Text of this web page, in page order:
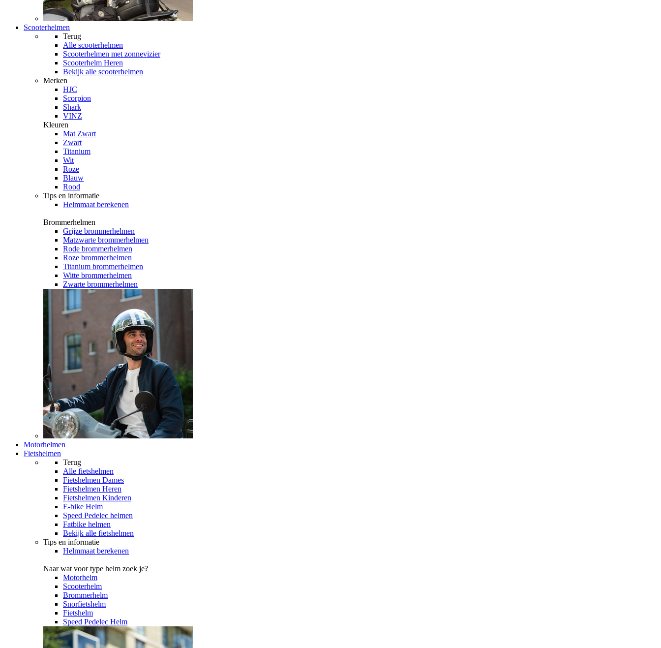
Scooterhelmen
Terug
Alle scooterhelmen
Scooterhelmen met zonnevizier
Scooterhelm Heren
Bekijk alle scooterhelmen
Merken
HJC
Scorpion
Shark
VINZ
Kleuren
Mat Zwart
Zwart
Titanium
Wit
Roze
Blauw
Rood
Tips en informatie
Helmmaat berekenen
Brommerhelmen
Grijze brommerhelmen
Matzwarte brommerhelmen
Rode brommerhelmen
Roze brommerhelmen
Titanium brommerhelmen
Witte brommerhelmen
Zwarte brommerhelmen
Motorhelmen
Fietshelmen
Terug
Alle fietshelmen
Fietshelmen Dames
Fietshelmen Heren
Fietshelmen Kinderen
E-bike Helm
Speed Pedelec helmen
Fatbike helmen
Bekijk alle fietshelmen
Tips en informatie
Helmmaat berekenen
Naar wat voor type helm zoek je?
Motorhelm
Scooterhelm
Brommerhelm
Snorfietshelm
Fietshelm
Speed Pedelec Helm